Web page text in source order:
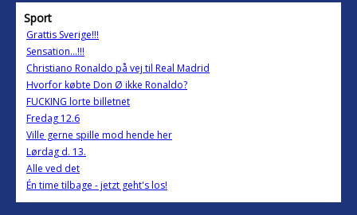
Sport
Grattis Sverige!!!
Sensation...!!!
Christiano Ronaldo på vej til Real Madrid
Hvorfor købte Don Ø ikke Ronaldo?
FUCKING lorte billetnet
Fredag 12.6
Ville gerne spille mod hende her
Lørdag d. 13.
Alle ved det
Én time tilbage - jetzt geht's los!